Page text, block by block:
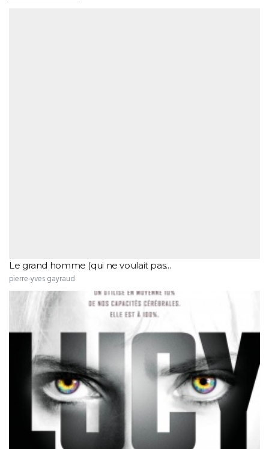
Le grand homme (qui ne voulait pas...
pierre-yves gayraud